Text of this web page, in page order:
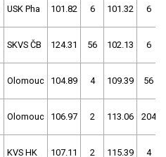
USK Pha 101.82 6 101.32 6
SKVS ČB 124.31 56 102.13 6
Olomouc 104.89 4 109.39 56
Olomouc 106.97 2 113.06 204
KVS HK 107.11 2 115.39 4